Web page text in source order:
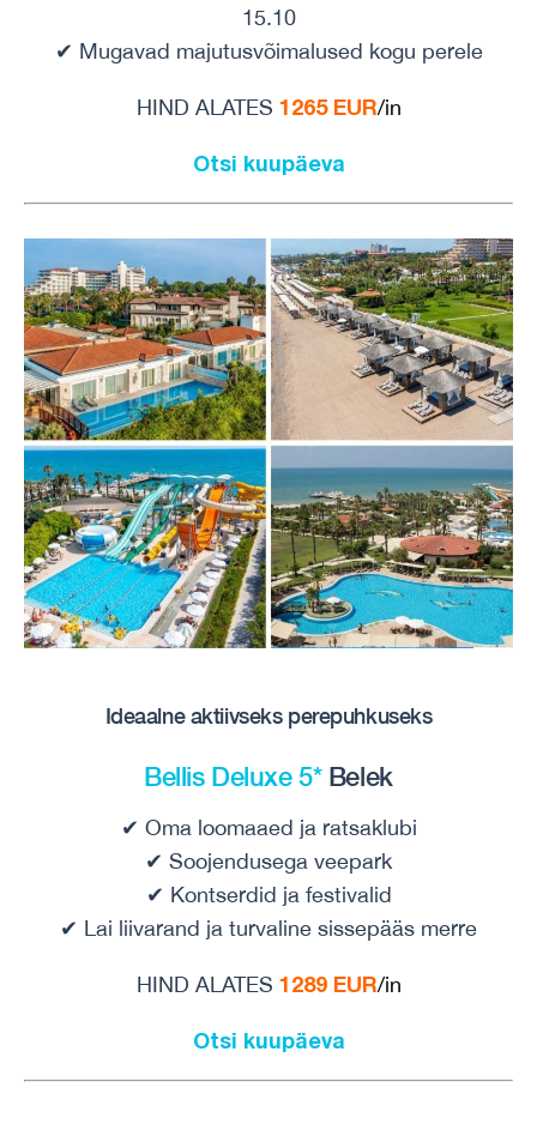
15.10
✔ Mugavad majutusvõimalused kogu perele
HIND ALATES 1265 EUR/in
Otsi kuupäeva
Ideaalne aktiivseks perepuhkuseks
Bellis Deluxe 5*Belek
✔ Oma loomaaed ja ratsaklubi
✔ Soojendusega veepark
✔ Kontserdid ja festivalid
✔ Lai liivarand ja turvaline sissepääs merre
HIND ALATES 1289 EUR/in
Otsi kuupäeva